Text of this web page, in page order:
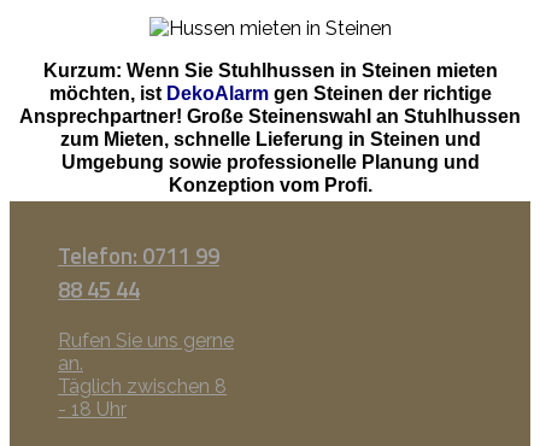
Kurzum: Wenn Sie Stuhlhussen in Steinen mieten
möchten, ist DekoAlarmgen Steinen der richtige
Ansprechpartner! Große Steinenswahl an Stuhlhussen
zum Mieten, schnelle Lieferung in Steinen und
Umgebung sowie professionelle Planung und
Konzeption vom Profi.
Telefon: 0711 99
88 45 44
Rufen Sie uns gerne
an.
Täglich zwischen 8
- 18 Uhr